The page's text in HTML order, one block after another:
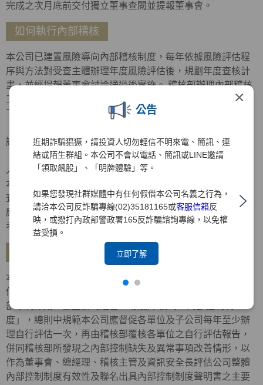
×
公告
近期詐騙猖獗，請投資人切勿輕信不明來電、簡訊、連
結或陌生群組。本公司不會以電話、簡訊或LINE邀請
「領取飆股」、「明牌體驗」等。
如果您發現社群媒體中有任何假借本公司名義之行為，
請洽本公司反詐騙專線(02)35181165或客服信箱反
映，或撥打內政部警政署165反詐騙諮詢專線，以免權
益受損。
立即了解
完成之次月底前交付獨立董事查閱並提報董事會。
如何執行內部稽核
本公司已建置風險導向內部稽核制度，每年依據風險評估程
序與方法對受查主體辦理年度風險評估後，規劃年度查核計
畫，並經提報董事會討論通過後實施。 稽核部辦理內部稽核
工作，其內部稽核報告內容應依受檢單位之性質，分別揭露
下列項目：
議。
． 對各單位發生重大違法、缺失或弊端之檢查意見及對失職
人員之懲處建議。
本公司稽核部對於金融檢查機關、會計師、金控公司及自行
查核所提列檢查意見或查核缺失及內部控制制度聲明書所列
應加強事項改善措施，應持續追蹤覆查，列為對各部門績效
考核之重要項目。
本公司已訂定「內部控制制度自行評估辦法」，建立自行評
估制度，明訂自行評估內容、作業程序及方式等，以發揮內
部牽制作用，健全公司經營。 依據本公司「內部控制制
度」，總則中規範本公司應督促各單位及子公司每年至少辦
理自行評估一次，再由稽核部覆核各單位之自行評估報告，
併同稽核部所發現之內部控制缺失及異常事項改善情形，以
作為董事會、總經理、稽核主管及資訊安全長評估公司整體
內部控制制度有效性及聯名出具內部控制制度聲明書之主要